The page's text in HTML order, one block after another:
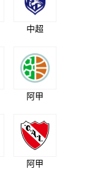
中超
阿甲
阿甲